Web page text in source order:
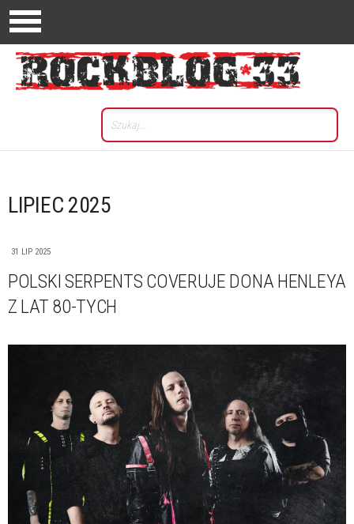
LIPIEC 2025
31 LIP 2025
POLSKI SERPENTS COVERUJE DONA HENLEYA
Z LAT 80-TYCH